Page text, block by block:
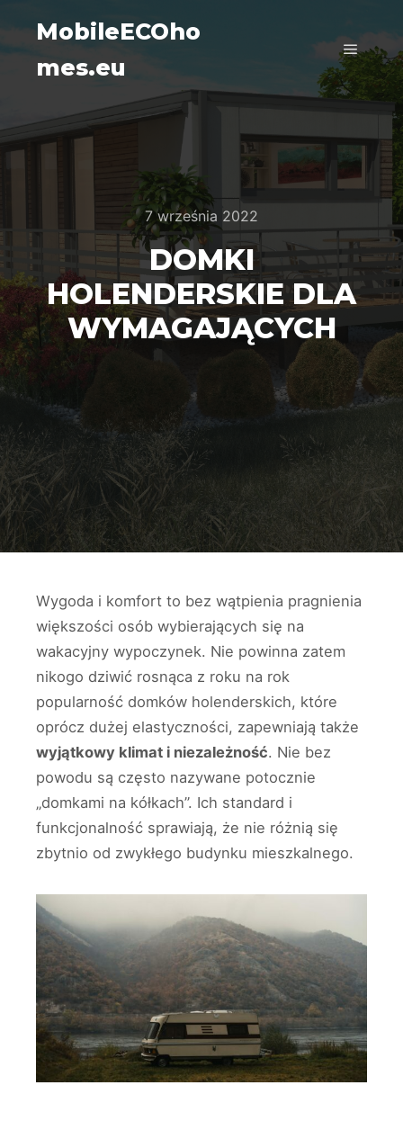
MobileECOho
mes.eu
7 września 2022
DOMKI
HOLENDERSKIE DLA
WYMAGAJĄCYCH
Wygoda i komfort to bez wątpienia pragnienia
większości osób wybierających się na
wakacyjny wypoczynek. Nie powinna zatem
nikogo dziwić rosnąca z roku na rok
popularność domków holenderskich, które
oprócz dużej elastyczności, zapewniają także
wyjątkowy klimat i niezależność. Nie bez
powodu są często nazywane potocznie
„domkami na kółkach”. Ich standard i
funkcjonalność sprawiają, że nie różnią się
zbytnio od zwykłego budynku mieszkalnego.